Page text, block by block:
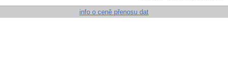
info o ceně přenosu dat